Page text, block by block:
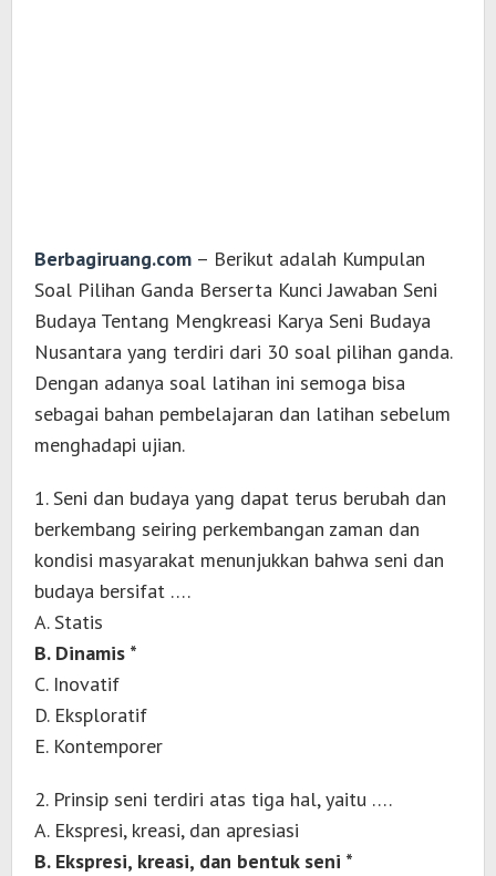
Berbagiruang.com – Berikut adalah Kumpulan
Soal Pilihan Ganda Berserta Kunci Jawaban Seni
Budaya Tentang Mengkreasi Karya Seni Budaya
Nusantara yang terdiri dari 30 soal pilihan ganda.
Dengan adanya soal latihan ini semoga bisa
sebagai bahan pembelajaran dan latihan sebelum
menghadapi ujian.
1. Seni dan budaya yang dapat terus berubah dan
berkembang seiring perkembangan zaman dan
kondisi masyarakat menunjukkan bahwa seni dan
budaya bersifat ….
A. Statis
B. Dinamis *
C. Inovatif
D. Eksploratif
E. Kontemporer
2. Prinsip seni terdiri atas tiga hal, yaitu ….
A. Ekspresi, kreasi, dan apresiasi
B. Ekspresi, kreasi, dan bentuk seni *